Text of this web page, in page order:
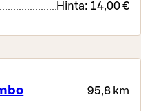
Hinta: 14,00 €
95,8 km